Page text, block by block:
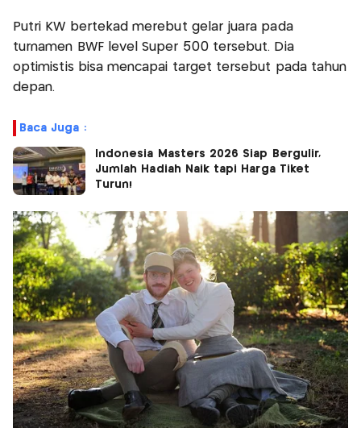
Putri KW bertekad merebut gelar juara pada
turnamen BWF level Super 500 tersebut. Dia
optimistis bisa mencapai target tersebut pada tahun
depan.
Baca Juga :
Indonesia Masters 2026 Siap Bergulir,
Jumlah Hadiah Naik tapi Harga Tiket
Turun!